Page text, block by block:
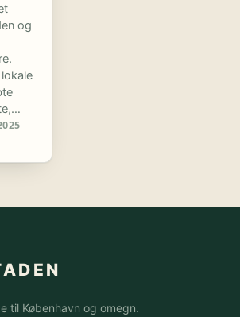
og
til København og omegn.